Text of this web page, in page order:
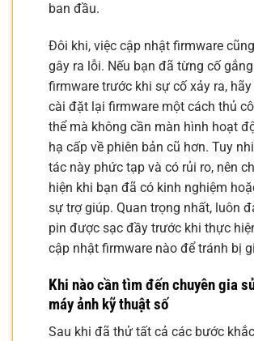
ban đầu.
Đôi khi, việc cập nhật firmware
gây ra lỗi. Nếu bạn đã từng cố
firmware trước khi sự cố xảy ra,
cài đặt lại firmware một cách thủ
thể mà không cần màn hình hoạt
hạ cấp về phiên bản cũ hơn. Tuy
tác này phức tạp và có rủi ro, nên
hiện khi bạn đã có kinh nghiệm
sự trợ giúp. Quan trọng nhất, luôn
pin được sạc đầy trước khi thực
cập nhật firmware nào để tránh bị
Khi nào cần tìm đến chuyên gia
máy ảnh kỹ thuật số
Sau khi đã thử tất cả các bước